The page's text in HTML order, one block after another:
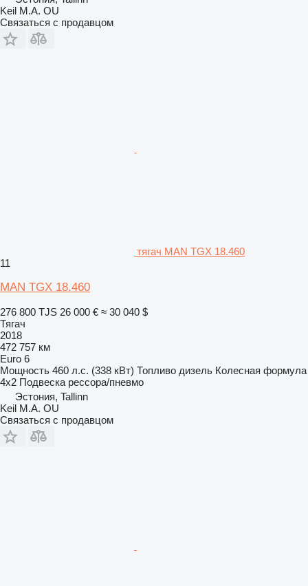
Keil M.A. OU
Связаться с продавцом
тягач MAN TGX 18.460
11
MAN TGX 18.460
276 800 TJS 26 000 € ≈ 30 040 $
Тягач
2018
472 757 км
Euro 6
Мощность 460 л.с. (338 кВт) Топливо дизель Колесная формула
4x2 Подвеска рессора/пневмо
Эстония, Tallinn
Keil M.A. OU
Связаться с продавцом